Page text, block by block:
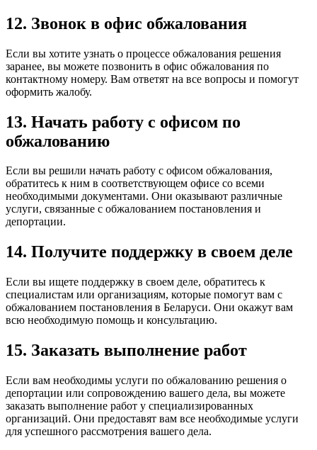
12. Звонок в офис обжалования
Если вы хотите узнать о процессе обжалования решения
заранее, вы можете позвонить в офис обжалования по
контактному номеру. Вам ответят на все вопросы и помогут
оформить жалобу.
13. Начать работу с офисом по
обжалованию
Если вы решили начать работу с офисом обжалования,
обратитесь к ним в соответствующем офисе со всеми
необходимыми документами. Они оказывают различные
услуги, связанные с обжалованием постановления и
депортации.
14. Получите поддержку в своем деле
Если вы ищете поддержку в своем деле, обратитесь к
специалистам или организациям, которые помогут вам с
обжалованием постановления в Беларуси. Они окажут вам
всю необходимую помощь и консультацию.
15. Заказать выполнение работ
Если вам необходимы услуги по обжалованию решения о
депортации или сопровождению вашего дела, вы можете
заказать выполнение работ у специализированных
организаций. Они предоставят вам все необходимые услуги
для успешного рассмотрения вашего дела.